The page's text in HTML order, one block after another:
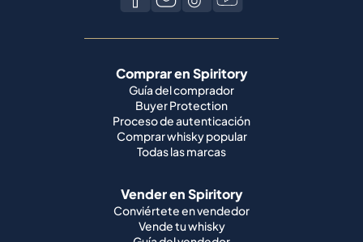
Comprar en Spiritory
Guía del comprador
Buyer Protection
Proceso de autenticación
Comprar whisky popular
Todas las marcas
Vender en Spiritory
Conviértete en vendedor
Vende tu whisky